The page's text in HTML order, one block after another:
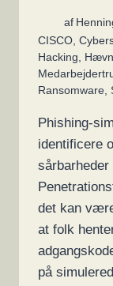
af
CISCO
Hacking
Hævn
Ransomware
Phishing-
identificere
det kan
at folk
på